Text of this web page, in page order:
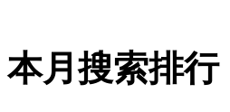
本月搜索排行